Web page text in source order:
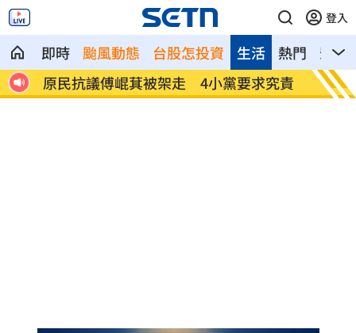
登入
即時 颱風動態 台股怎投資 熱門 影音
生活
堆
原民抗議傅崐萁被架走 4小黨要求究責
攝影
發聲